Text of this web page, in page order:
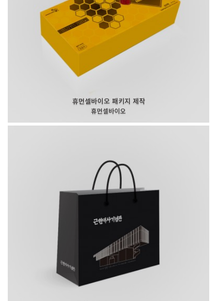
휴먼셀바이오 패키지 제작
휴먼셀바이오